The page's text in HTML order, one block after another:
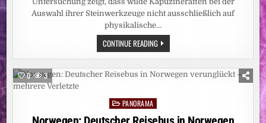
Auswahl ihrer Steinwerkzeuge nicht ausschließlich auf
physikalische…
CONTINUE READINGWILDE
KAPUZINERAFFEN
BEVORZUGEN
STEINWERKZEUGEN
SICHTBARE
0 3
Posted
in
PANORAMA